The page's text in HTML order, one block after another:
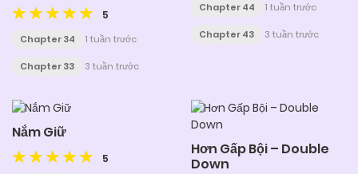
5
Chapter 34 1 tuần trước
Chapter 33 3 tuần trước
Chapter 44 1 tuần trước
Chapter 43 3 tuần trước
Nắm Giữ
5
Hơn Gấp Bội – Double
Down